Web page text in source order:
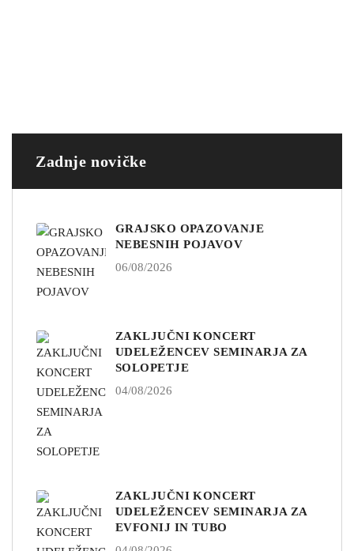
Zadnje novičke
GRAJSKO OPAZOVANJE
NEBESNIH POJAVOV
06/08/2026
ZAKLJUČNI KONCERT
UDELEŽENCEV SEMINARJA ZA
SOLOPETJE
04/08/2026
ZAKLJUČNI KONCERT
UDELEŽENCEV SEMINARJA ZA
EVFONIJ IN TUBO